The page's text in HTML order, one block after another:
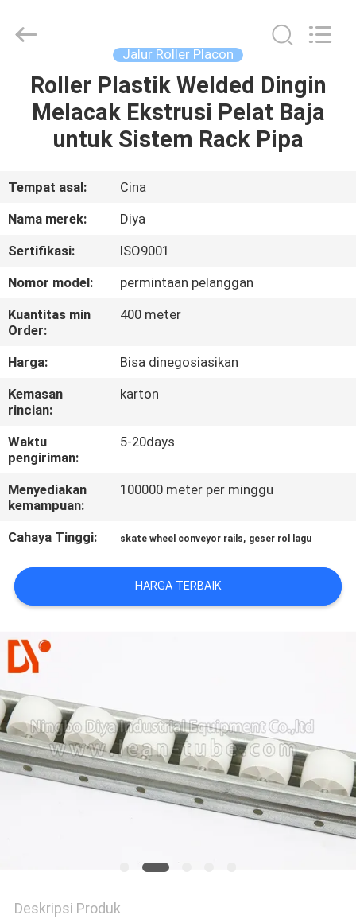
RUMAH
PRODUK
TENTANG
KAMI
TUR
PABRIK
KONTROL
KUALITAS
HUBUNGI
KAMI
BERITA
KASUS
PERMINTAAN
SITEMAP
PRIVACY
POLICY
Reserved.
Jalur Roller Placon
Roller Plastik Welded Dingin
Melacak Ekstrusi Pelat Baja
untuk Sistem Rack Pipa
Tempat asal:
Cina
Nama merek:
Diya
Sertifikasi:
ISO9001
Nomor model:
permintaan pelanggan
Kuantitas min
Order:
400 meter
Harga:
Bisa dinegosiasikan
Kemasan
rincian:
karton
Waktu
pengiriman:
5-20days
Menyediakan
kemampuan:
100000 meter per minggu
Cahaya Tinggi: skate wheel conveyor rails, geser rol lagu
HARGA TERBAIK
Deskripsi Produk